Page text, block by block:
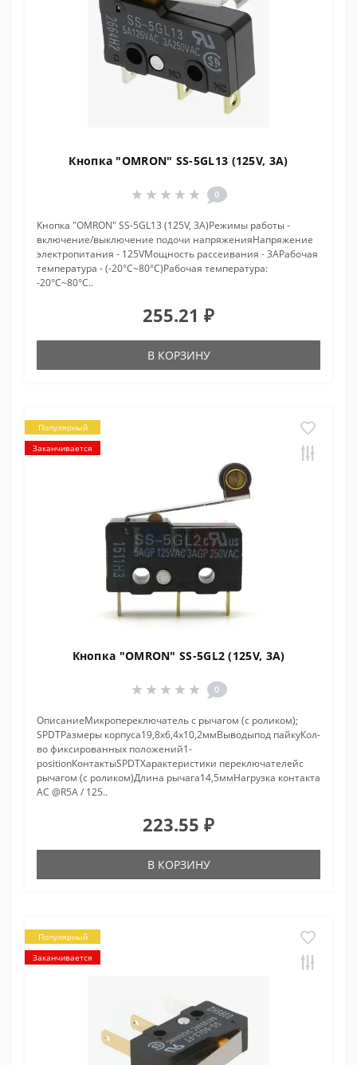
Кнопка "OMRON" SS-5GL13 (125V, 3A)
0
Кнопка "OMRON" SS-5GL13 (125V, 3A)Режимы работы -
включение/выключение подочи напряженияНапряжение
электропитания - 125VМощность рассеивания - 3AРабочая
температура - (-20°C~80°C)Рабочая температура:
-20°C~80°C..
255.21 ₽
В КОРЗИНУ
Популярный
Заканчивается
Кнопка "OMRON" SS-5GL2 (125V, 3A)
0
ОписаниеМикропереключатель с рычагом (с роликом);
SPDTРазмеры корпуса19,8x6,4x10,2ммВыводыпод пайкуКол-
во фиксированных положений1-
positionКонтактыSPDTХарактеристики переключателейс
рычагом (с роликом)Длина рычага14,5ммНагрузка контакта
AC @R5A / 125..
223.55 ₽
В КОРЗИНУ
Популярный
Заканчивается